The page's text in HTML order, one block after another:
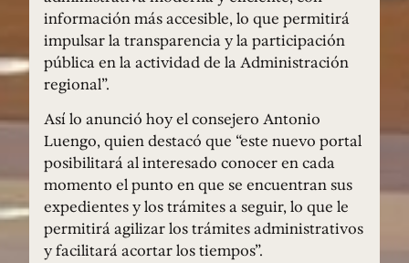
información más accesible, lo que permitirá
impulsar la transparencia y la participación
pública en la actividad de la Administración
regional”.
Así lo anunció hoy el consejero Antonio
Luengo, quien destacó que “este nuevo portal
posibilitará al interesado conocer en cada
momento el punto en que se encuentran sus
expedientes y los trámites a seguir, lo que le
permitirá agilizar los trámites administrativos
y facilitará acortar los tiempos”.